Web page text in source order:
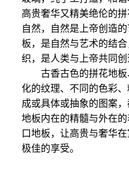
高贵奢华又精美绝伦的
自然，自然是上帝创造
板，是自然与艺术的结
织，是人类与上帝共同创
古香古色的拼花地
化的纹理、不同的色彩
成或具体或抽象的图案
地板内在的精髓与外在
口地板，让高贵与奢华
极佳的享受。